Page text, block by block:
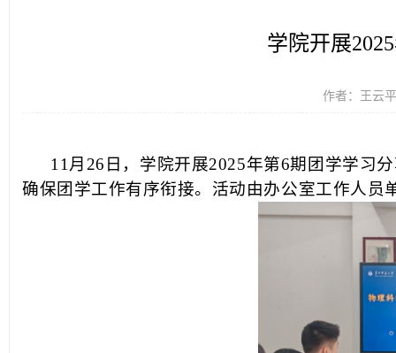
学院开展
作者：王云
11月26日，学院开展2025年第6期团学学习
确保团学工作有序衔接。活动由办公室工作人员